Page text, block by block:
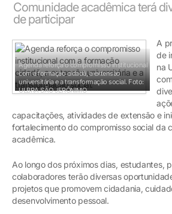
Comunidade acadêmica terá
de participar
Agenda reforça o compromisso institucional
com a formação cidadã, a extensão
universitária e a transformação social. Foto:
ULBRA SÃO JERÔNIMO
A
de
na
capacitações, atividades de extensão e
fortalecimento do compromisso social da
acadêmica.
Ao longo dos próximos dias, estudantes,
colaboradores terão diversas
projetos que promovem cidadania,
desenvolvimento pessoal.